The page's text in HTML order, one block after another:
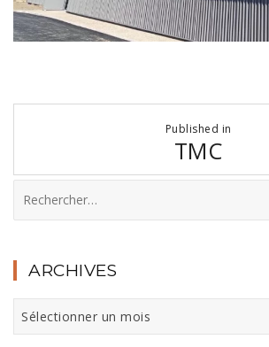
l’article
Published in
TMC
ARCHIVES
Sélectionner un mois